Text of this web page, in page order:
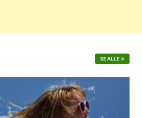
SE ALLE